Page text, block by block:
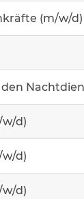
(m/w/d)
d)
d)
d)